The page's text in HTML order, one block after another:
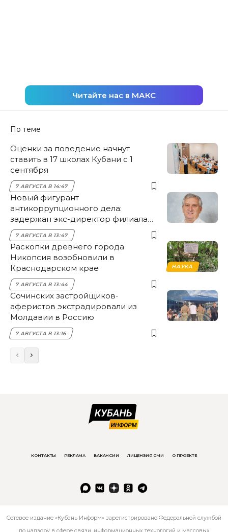
Читайте нас в МАКС
По теме
Оценки за поведение начнут
ставить в 17 школах Кубани с 1
сентября
7 АВГУСТА В 14:47
Новый фигурант
антикоррупционного дела:
задержан экс-директор филиала
НЭСК Крымска
7 АВГУСТА В 13:47
НАУКА
Раскопки древнего города
Никопсия возобновили в
Краснодарском крае
7 АВГУСТА В 13:44
Сочинских застройщиков-
аферистов экстрадировали из
Молдавии в Россию
7 АВГУСТА В 13:16
КОНТАКТЫ РЕКЛАМА ВАКАНСИИ ЛИЦЕНЗИЯ СМИ О ПРОЕКТЕ
Сетевое издание «Кубань Информ» зарегистрировано Федеральной службой